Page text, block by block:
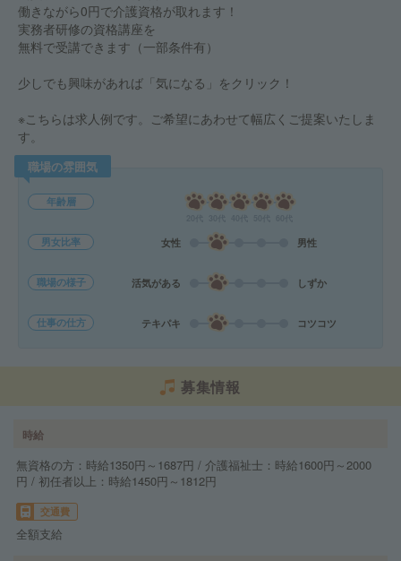
働きながら0円で介護資格が取れます！
実務者研修の資格講座を
無料で受講できます（一部条件有）
少しでも興味があれば「気になる」をクリック！
※こちらは求人例です。ご希望にあわせて幅広くご提案いたしま
す。
職場の雰囲気
年齢層
男女比率 女性 男性
職場の様子 活気がある しずか
仕事の仕方 テキパキ コツコツ
募集情報
時給
無資格の方：時給1350円～1687円 / 介護福祉士：時給1600円～2000
円 / 初任者以上：時給1450円～1812円
交通費
全額支給